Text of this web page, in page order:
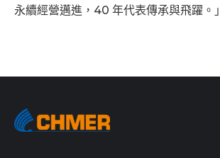
永續經營邁進，40 年代表傳承與飛躍。」